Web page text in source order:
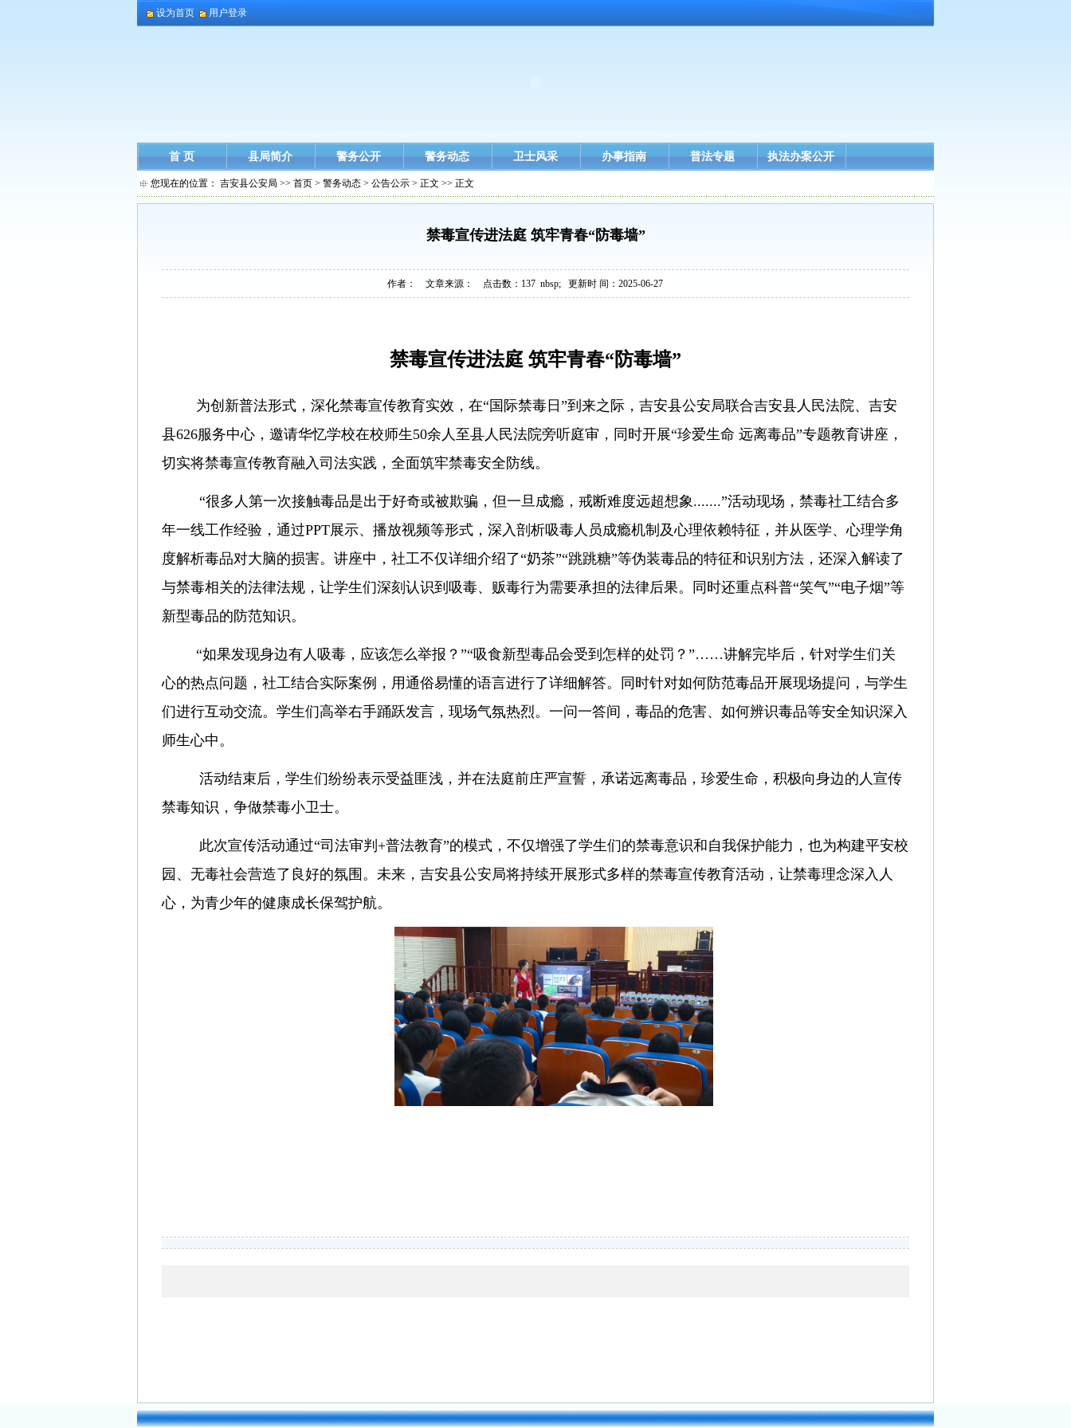
设为首页 用户登录
首 页 县局简介 警务公开 警务动态 卫士风采 办事指南 普法专题 执法办案公开
您现在的位置： 吉安县公安局 >> 首页 > 警务动态 > 公告公示 > 正文 >> 正文
禁毒宣传进法庭 筑牢青春“防毒墙”
作者： 文章来源： 点击数： 137 nbsp; 更新时 间：2025-06-27
禁毒宣传进法庭 筑牢青春“防毒墙”
为创新普法形式，深化禁毒宣传教育实效，在“国际禁毒日”到来之际，吉安县公安局联合吉安县人民法院、吉安
县626服务中心，邀请华忆学校在校师生50余人至县人民法院旁听庭审，同时开展“珍爱生命 远离毒品”专题教育讲座，
切实将禁毒宣传教育融入司法实践，全面筑牢禁毒安全防线。
“很多人第一次接触毒品是出于好奇或被欺骗，但一旦成瘾，戒断难度远超想象.......”活动现场，禁毒社工结合多
年一线工作经验，通过PPT展示、播放视频等形式，深入剖析吸毒人员成瘾机制及心理依赖特征，并从医学、心理学角
度解析毒品对大脑的损害。讲座中，社工不仅详细介绍了“奶茶”“跳跳糖”等伪装毒品的特征和识别方法，还深入解读了
与禁毒相关的法律法规，让学生们深刻认识到吸毒、贩毒行为需要承担的法律后果。同时还重点科普“笑气”“电子烟”等
新型毒品的防范知识。
“如果发现身边有人吸毒，应该怎么举报？”“吸食新型毒品会受到怎样的处罚？”……讲解完毕后，针对学生们关
心的热点问题，社工结合实际案例，用通俗易懂的语言进行了详细解答。同时针对如何防范毒品开展现场提问，与学生
们进行互动交流。学生们高举右手踊跃发言，现场气氛热烈。一问一答间，毒品的危害、如何辨识毒品等安全知识深入
师生心中。
活动结束后，学生们纷纷表示受益匪浅，并在法庭前庄严宣誓，承诺远离毒品，珍爱生命，积极向身边的人宣传
禁毒知识，争做禁毒小卫士。
此次宣传活动通过“司法审判+普法教育”的模式，不仅增强了学生们的禁毒意识和自我保护能力，也为构建平安校
园、无毒社会营造了良好的氛围。未来，吉安县公安局将持续开展形式多样的禁毒宣传教育活动，让禁毒理念深入人
心，为青少年的健康成长保驾护航。